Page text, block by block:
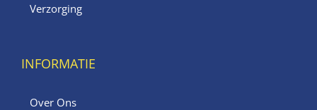
Verzorging
INFORMATIE
Over Ons